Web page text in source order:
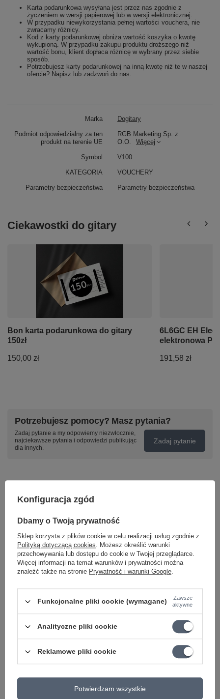
Karta podarunkowa wysyłana jest przez nas zgodnie z
życzeniem w wersji papierowej lub w wersji elektronicznej.
W przypadku niewykorzystania pełnej wartości vouchera, nie
zwracamy różnicy.
Kod z karty podarunkowej obniża wartość koszyka o kwotę
wykupioną. W przypadku zakupu produktu droższego niż
wartość bonu, klient dopłaca różnicę w wybrany przez siebie
sposób.
Potrzebujesz karty podarunkowej na inną kwotę niż te w naszej
ofercie? Napisz lub zadzwoń do nas.
Marka Dogitary
Podmiot odpowiedzialny za ten
produkt na terenie UE
RGB Marketing Sp. z
O.O.
Więcej
Symbol V100
KATEGORIA VOUCHERY
Parametry bezpieczeństwa Parametry bezpieczeństwa
Ciekawostki do gitary
Bon karta podarunkowa do gitary
150zł
150,00 zł
6L6GC EH
elektronowa
191,58 zł
Potrzebujesz pomocy? Masz pytania?
Zadaj pytanie a my odpowiemy niezwłocznie,
najciekawsze pytania i odpowiedzi publikując
dla innych.
Zadaj pytanie
Treść twojej opinii
Dodaj własne zdjęcie produktu:
Twoje imię
Konfiguracja zgód
Dbamy o Twoją prywatność
Sklep korzysta z plików cookie w celu realizacji usług zgodnie z
Polityką dotyczącą cookies. Możesz określić warunki
przechowywania lub dostępu do cookie w Twojej przeglądarce.
Więcej informacji na temat warunków i prywatności można
znaleźć także na stronie Prywatność i warunki Google.
Funkcjonalne pliki cookie (wymagane)
Zawsze
aktywne
Analityczne pliki cookie
Reklamowe pliki cookie
Potwierdzam wszystkie